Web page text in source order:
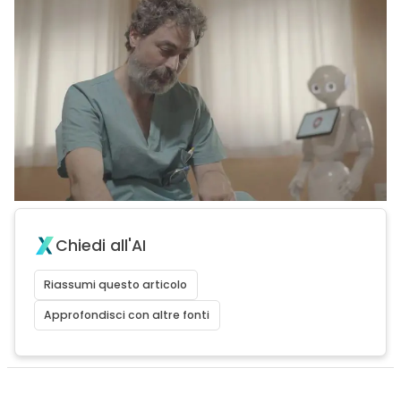
Chiedi all'AI
Riassumi questo articolo
Approfondisci con altre fonti